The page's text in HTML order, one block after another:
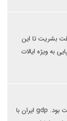
بشریت تا این
به ویژه ایالات
کاش حرف‌های پوپولیستی در ایران نیز از این دست بود. gdp ایران با